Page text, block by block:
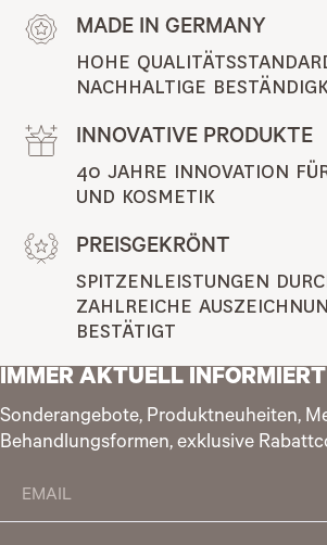
MADE IN GERMANY
HOHE
NACHHALTIGE
INNOVATIVE PRODUKTE
40 JAHRE INNOVATION
UND KOSMETIK
PREISGEKRÖNT
SPITZENLEISTUNGEN
ZAHLREICHE
BESTÄTIGT
IMMER AKTUELL INFORMIERT
Sonderangebote, Produktneuheiten,
Behandlungsformen, exklusive